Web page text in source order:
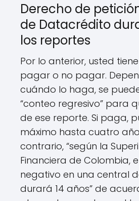
Derecho de
de Datacrédito
los reportes
Por lo anterior, usted
pagar o no pagar.
cuándo lo haga, se
“conteo regresivo” para
de ese reporte. Si paga,
máximo hasta cuatro
contrario, “según la
Financiera de Colombia,
negativo en una central
durará 14 años” de